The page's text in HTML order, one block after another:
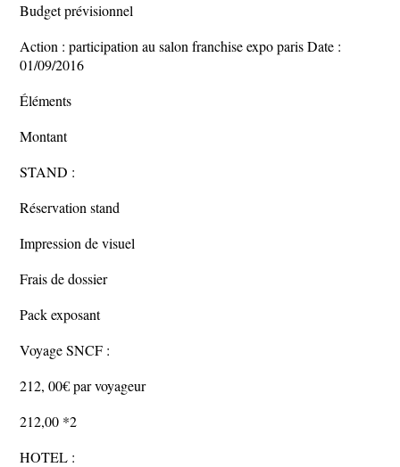
Budget prévisionnel
Action : participation au salon franchise expo paris Date :
01/09/2016
Éléments
Montant
STAND :
Réservation stand
Impression de visuel
Frais de dossier
Pack exposant
Voyage SNCF :
212, 00€ par voyageur
212,00 *2
HOTEL :